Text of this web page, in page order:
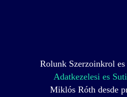
Rolunk Szerzoinkrol
Adatkezelesi es
Miklós Róth desde